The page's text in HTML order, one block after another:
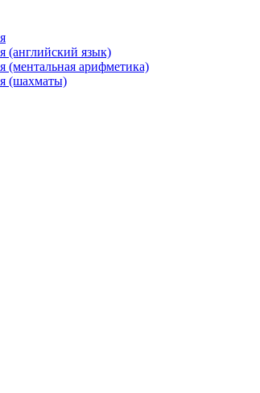
(английский язык)
(ментальная арифметика)
(шахматы)